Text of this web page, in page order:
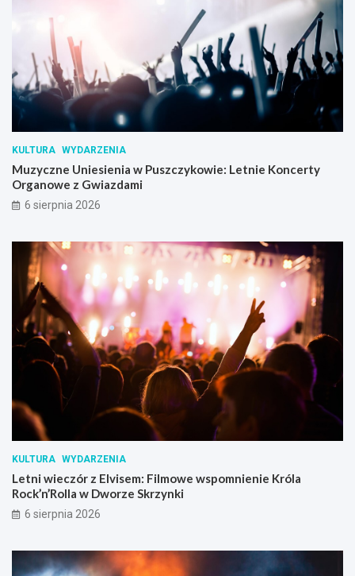
KULTURA WYDARZENIA
Muzyczne Uniesienia w Puszczykowie: Letnie Koncerty
Organowe z Gwiazdami
6 sierpnia 2026
KULTURA WYDARZENIA
Letni wieczór z Elvisem: Filmowe wspomnienie Króla
Rock’n’Rolla w Dworze Skrzynki
6 sierpnia 2026